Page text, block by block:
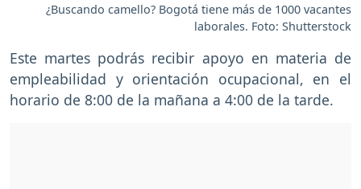
¿Buscando camello? Bogotá tiene más de 1000 vacantes
laborales. Foto: Shutterstock
Este martes podrás recibir apoyo en materia de
empleabilidad y orientación ocupacional, en el
horario de 8:00 de la mañana a 4:00 de la tarde.